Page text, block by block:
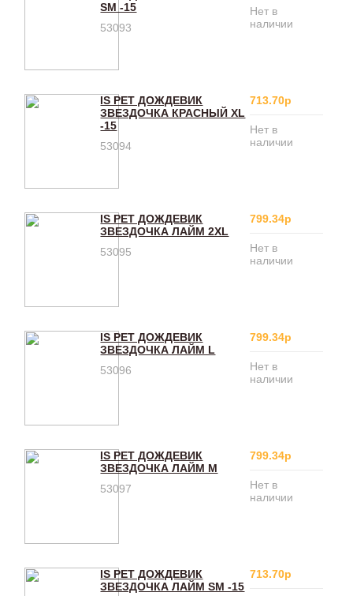
SM -15
53093
Нет в
наличии
IS PET ДОЖДЕВИК
ЗВЕЗДОЧКА КРАСНЫЙ XL
-15
53094
713.70р
Нет в
наличии
IS PET ДОЖДЕВИК
ЗВЕЗДОЧКА ЛАЙМ 2XL
53095
799.34р
Нет в
наличии
IS PET ДОЖДЕВИК
ЗВЕЗДОЧКА ЛАЙМ L
53096
799.34р
Нет в
наличии
IS PET ДОЖДЕВИК
ЗВЕЗДОЧКА ЛАЙМ M
53097
799.34р
Нет в
наличии
IS PET ДОЖДЕВИК
ЗВЕЗДОЧКА ЛАЙМ SM -15
713.70р